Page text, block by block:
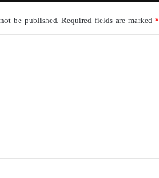
be published. Required fields are marked *